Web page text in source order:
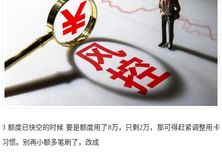
3 额度已快空的时候 要是额度用了8万，只剩2万，那可得赶紧调整用卡
习惯。别再小额多笔刷了，改成